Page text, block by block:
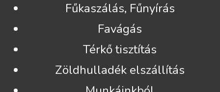
Fűkaszálás, Fűnyírás
Favágás
Térkő tisztítás
Zöldhulladék elszállítás